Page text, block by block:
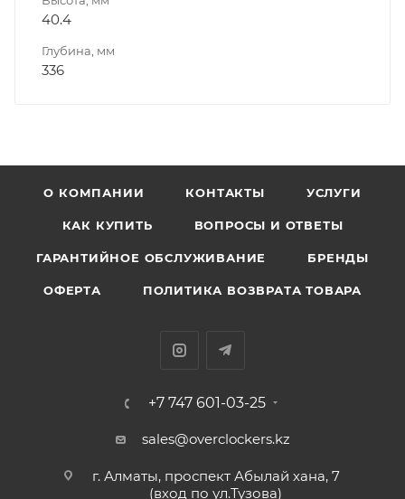
40.4
Глубина, мм
336
О КОМПАНИИ КОНТАКТЫ УСЛУГИ
КАК КУПИТЬ ВОПРОСЫ И ОТВЕТЫ
ГАРАНТИЙНОЕ ОБСЛУЖИВАНИЕ БРЕНДЫ
ОФЕРТА ПОЛИТИКА ВОЗВРАТА ТОВАРА
+7 747 601-03-25
sales@overclockers.kz
г. Алматы, проспект Абылай хана, 7
(вход по ул.Тузова)